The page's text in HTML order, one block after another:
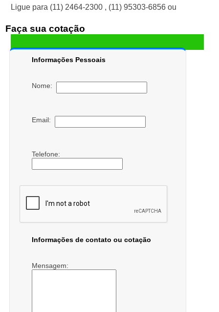
Ligue para (11) 2464-2300 , (11) 95303-6856 ou
Faça sua cotação
Informações Pessoais
Nome:
Email:
Telefone:
Informações de contato ou cotação
Mensagem: